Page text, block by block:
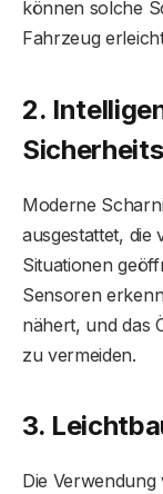
können solche
Fahrzeug
2.
Moderne
ausgestattet, die
Situationen
Sensoren
nähert, und das
zu vermeiden.
3.
Die